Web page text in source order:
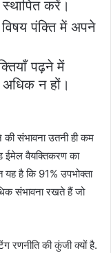
करें।
पंक्ति में अपने
पढ़ने में
न हों।
की संभावना उतनी ही कम
ईमेल वैयक्तिकरण का
यह है कि 91% उपभोक्ता
संभावना रखते हैं जो
रणनीति की कुंजी क्यों है.